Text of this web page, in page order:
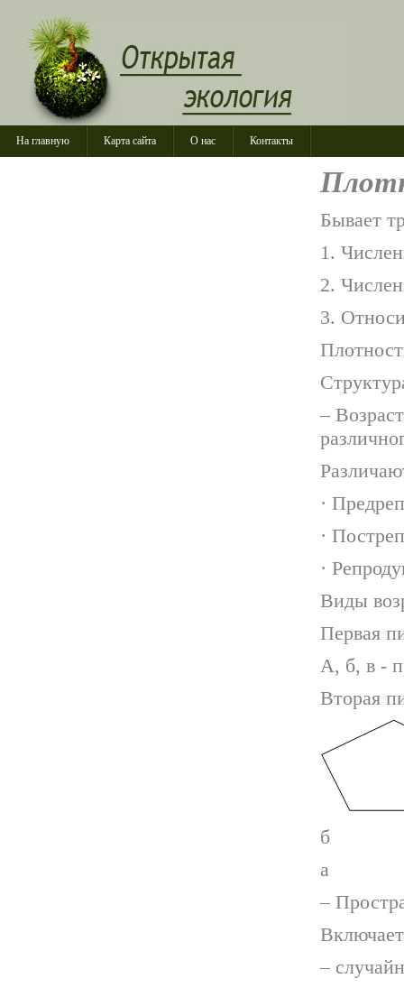
На главную Карта сайта О нас Контакты
Бывает
1.
2.
3.
–
·
·
·
Виды
Первая
А, б, в -
Вторая
б
а
–
–